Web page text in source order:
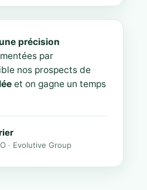
précision
par
nos prospects de
et on gagne un temps
· Evolutive Group